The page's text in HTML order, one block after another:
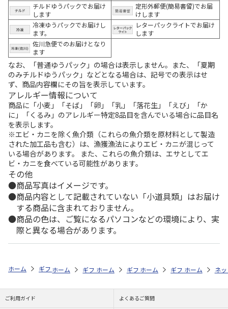
チルドゆうパックでお届け
します
定形外郵便(簡易書留)でお届
けします
冷凍ゆうパックでお届けし
ます。
レターパックライトでお届け
します
佐川急便でのお届けとなり
ます
なお、「普通ゆうパック」の場合は表示しません。また、「夏期
のみチルドゆうパック」などとなる場合は、記号での表示はせ
ず、商品内容欄にその旨を表示しています。
アレルギー情報について
商品に「小麦」「そば」「卵」「乳」「落花生」「えび」「か
に」「くるみ」のアレルギー特定8品目を含んでいる場合に品目名
を表示します。
※エビ・カニを除く魚介類（これらの魚介類を原材料として製造
された加工品も含む）は、漁獲漁法によりエビ・カニが混じって
いる場合があります。 また、これらの魚介類は、エサとしてエ
ビ・カニを食べている可能性があります。
その他
商品写真はイメージです。
商品内容として記載されていない「小道具類」はお届け
する商品に含まれておりません。
商品の色は、ご覧になるパソコンなどの環境により、実
際と異なる場合があります。
ホーム ギフトストア お中元・夏ギフト特集 2026 おつまみ・お惣菜
ホーム ギフトストア お中元・夏ギフト特集 2026
ホーム ギフトストア お中元・夏ギフト
ホーム ギフトストア お
ホーム ネ
ご利用ガイド よくあるご質問